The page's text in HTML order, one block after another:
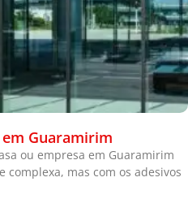
Guaramirim
ou empresa em Guaramirim
mas com os adesivos